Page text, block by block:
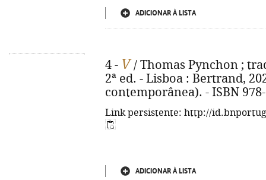
ADICIONAR À LISTA
4 - V / Thomas Pynchon ;
2ª ed. - Lisboa : Bertrand,
contemporânea). - ISBN
Link persistente: http://
ADICIONAR À LISTA